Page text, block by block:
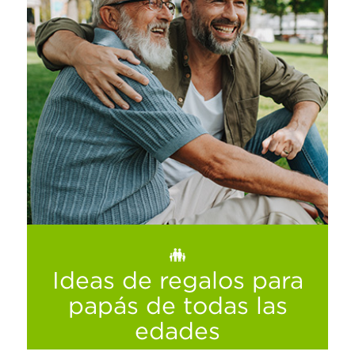
Cuida a tu mascota en verano.
Ideas de regalos para
papás de todas las
edades